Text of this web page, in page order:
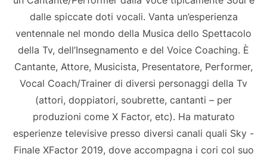
dalle spiccate doti vocali. Vanta un’esperienza
ventennale nel mondo della Musica dello Spettacolo
della Tv, dell’Insegnamento e del Voice Coaching. È
Cantante, Attore, Musicista, Presentatore, Performer,
Vocal Coach/Trainer di diversi personaggi della Tv
(attori, doppiatori, soubrette, cantanti – per
produzioni come X Factor, etc). Ha maturato
esperienze televisive presso diversi canali quali Sky -
Finale XFactor 2019, dove accompagna i cori col suo